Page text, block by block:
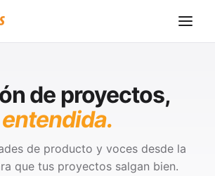
de proyectos,
entendida.
de producto y voces desde la
que tus proyectos salgan bien.